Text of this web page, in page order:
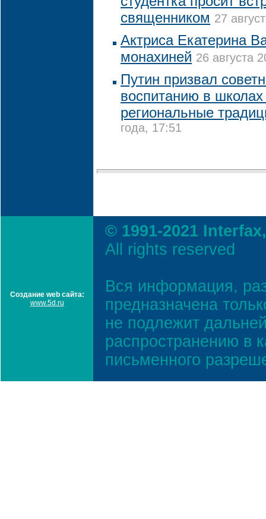
священником 27
Актриса Екатерина
монахиней 26 августа
Путин призвал
воспитанию в школах
региональные
года, 17:51
Создание web сайта:
www.5d.ru
© 1991-2021
All rights reserved
Вся информация,
предназначена
не подлежит
распространению в
письменного